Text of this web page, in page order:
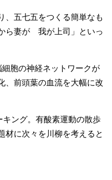
、五七五をつくる簡単なも
ら妻が 我が上司」といっ
胞の神経ネットワークが
、前頭葉の血流を大幅に改
キング。有酸素運動の散歩
材に次々を川柳を考えると